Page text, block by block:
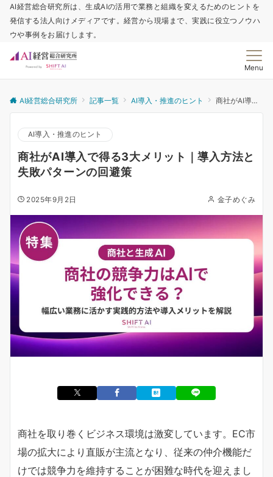
AI経営総合研究所は、生成AIの活用で業務と組織を変えるためのヒントを
発信する法人向けメディアです。経営から現場まで、実践に役立つノウハ
ウや事例をお届けします。
Menu
AI経営総合研究所 記事一覧 AI導入・推進のヒント 商社がAI導入で得る3大メリット｜導入方法と失敗パターンの回避策
AI導入・推進のヒント
商社がAI導入で得る3大メリット｜導入方法と
失敗パターンの回避策
2025年9月2日 金子めぐみ
商社を取り巻くビジネス環境は激変しています。EC市
場の拡大により直販が主流となり、従来の仲介機能だ
けでは競争力を維持することが困難な時代を迎えまし